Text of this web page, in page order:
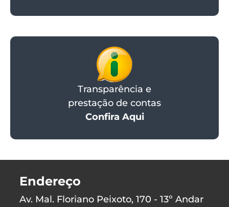
Transparência e
prestação de contas
Confira Aqui
Endereço
Av. Mal. Floriano Peixoto, 170 - 13º Andar